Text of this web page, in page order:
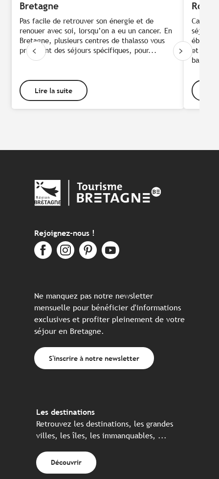
Bretagne
Pas facile de retrouver son énergie et de
renouer avec soi, lorsqu’on a eu un cancer. En
Bretagne, plusieurs centres de thalasso vous
proposent des séjours spécifiques, pour...
Lire la suite
Cap
séjour
et la
Rejoignez-nous !
Ne manquez pas notre newsletter
mensuelle pour bénéficier d'informations
exclusives et profiter pleinement de votre
séjour en Bretagne.
S'inscrire à notre newsletter
Les destinations
Retrouvez les destinations, les grandes
villes, les îles, les immanquables, ...
Découvrir